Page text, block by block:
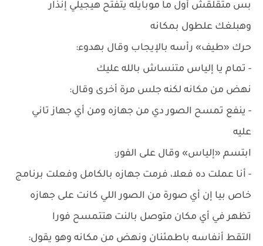
بس متقلقش أول ما موبايله يتفتح هيجيلي إنذار
وهبلغك علطول بمكانه
حرك «طيف» رأسه بالإيجاب وقال بهدوء:
- تمام يا إلياس متنساش بالله عليك
نهض من مكانه لكنه جلس مرة أخرى وقال:
- ينفع تمسح الصور دي من جهازه ومن أي جهاز تاني
عليه
ابتسم «إلياس» وقال على الفور:
- أنا عملت ده فعلا، فرمت جهازه بالكامل وفعلت برنامج
خاص بيا إن أي صورة من الصور اللي كانت على جهازه
تظهر في أي مكان متوصل بالنت هتتمسح فورا
التقط أنفاسه باطمئنان ونهض من مكانه وهو يقول: